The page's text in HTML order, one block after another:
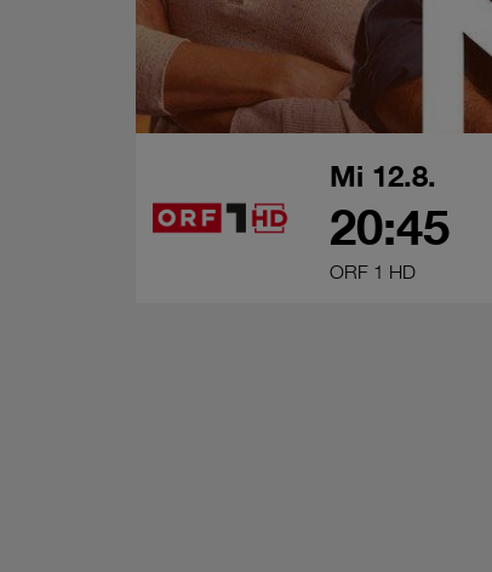
Mi 12.8.
20:45
ORF 1 HD